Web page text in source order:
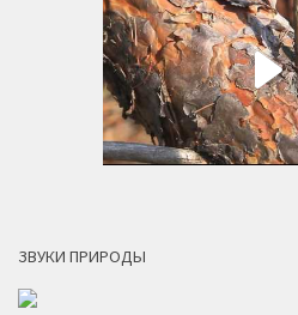
ЗВУКИ ПРИРОДЫ